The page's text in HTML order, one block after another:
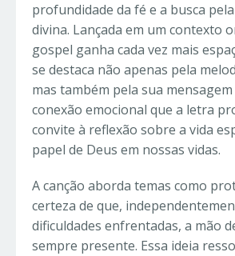
profundidade da fé e a busca
divina. Lançada em um contexto
gospel ganha cada vez mais
se destaca não apenas pela
mas também pela sua
conexão emocional que a letra
convite à reflexão sobre a vida
papel de Deus em nossas vidas.
A canção aborda temas como
certeza de que,
dificuldades enfrentadas, a mão
sempre presente. Essa ideia